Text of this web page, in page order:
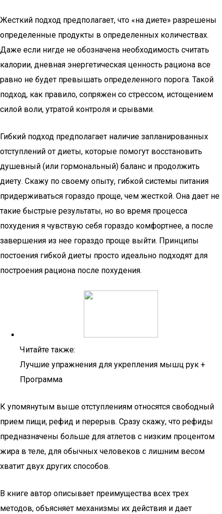
Жесткий подход предполагает, что «на диете» разрешены
определенные продукты в определенных количествах.
Даже если нигде не обозначена необходимость считать
калории, дневная энергетическая ценность рациона все
равно не будет превышать определенного порога. Такой
подход, как правило, сопряжен со стрессом, истощением
силой воли, утратой контроля и срывами.
Гибкий подход предполагает наличие запланированных
отступлений от диеты, которые помогут восстановить
душевный (или гормональный) баланс и продолжить
диету. Скажу по своему опыту, гибкой системы питания
придерживаться гораздо проще, чем жесткой. Она дает не
такие быстрые результаты, но во время процесса
похудения я чувствую себя гораздо комфортнее, а после
завершения из нее гораздо проще выйти. Принципы
постоения гибкой диеты просто идеально подходят для
построения рациона после похудения.
Читайте также:
Лучшие упражнения для укрепления мышц рук +
Программа
К упомянутым выше отступлениям относятся свободный
прием пищи, рефид и перерыв. Сразу скажу, что рефиды
предназначены больше для атлетов с низким процентом
жира в теле, для обычных человеков с лишним весом
хватит двух других способов.
В книге автор описывает преимущества всех трех
методов, объясняет механизмы их действия и дает